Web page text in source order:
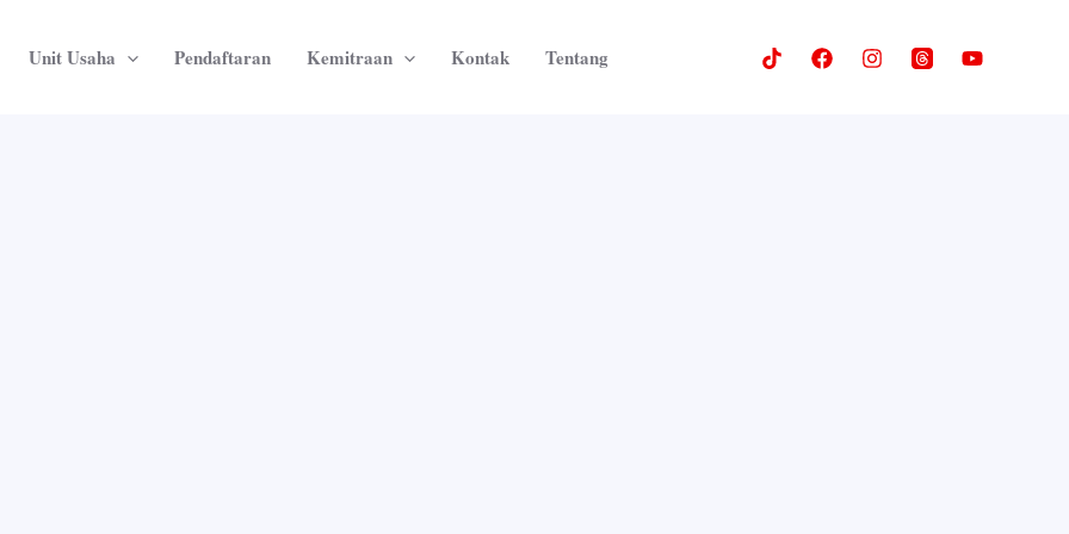
Unit Usaha Pendaftaran Kemitraan Kontak Tentang